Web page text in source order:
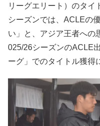
リーグエリート）のタイ
シーズンでは、ACLEの
い」と、アジア王者への
025/26シーズンのACLE
ーグ」でのタイトル獲得